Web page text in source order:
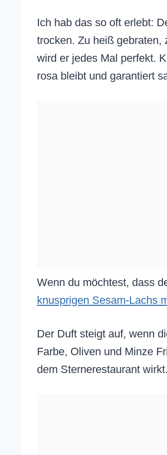
Ich hab das so oft erlebt:
trocken. Zu heiß gebraten,
wird er jedes Mal perfekt.
rosa bleibt und garantiert
Wenn du möchtest, dass
knusprigen Sesam-Lachs
Der Duft steigt auf, wenn
Farbe, Oliven und Minze
dem Sternerestaurant